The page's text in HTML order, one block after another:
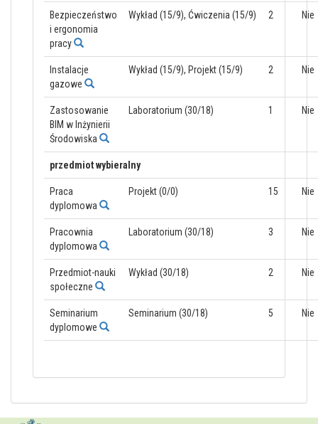
Bezpieczeństwo
i ergonomia
pracy
Wykład (15/9), Ćwiczenia (15/9) 2 Nie
Instalacje
gazowe
Wykład (15/9), Projekt (15/9) 2 Nie
Zastosowanie
BIM w Inżynierii
Środowiska
Laboratorium (30/18) 1 Nie
przedmiot wybieralny
Praca
dyplomowa
Projekt (0/0) 15 Nie
Pracownia
dyplomowa
Laboratorium (30/18) 3 Nie
Przedmiot-nauki
społeczne
Wykład (30/18) 2 Nie
Seminarium
dyplomowe
Seminarium (30/18) 5 Nie